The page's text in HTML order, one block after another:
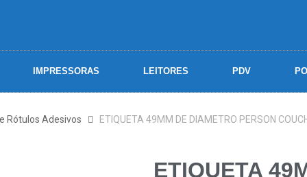
IMPRESSORAS LEITORES PDV
Rótulos Adesivos ETIQUETA 49MM DE DIAMETRO PERSON
ETIQUETA